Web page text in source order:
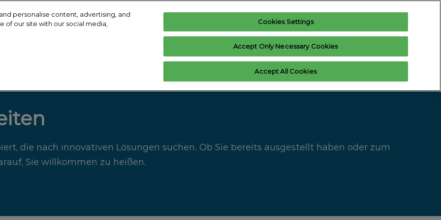
2027
Deutsch Interesse anmelden Ausstelleranfrage
Exhibitor Login
die nach innovativen Lösungen suchen. Ob Sie bereits ausgestellt haben oder zum
Sie willkommen zu heißen.
personalise content, advertising, and
of our site with our social media,
Cookies Settings
Accept Only Necessary Cookies
Accept All Cookies